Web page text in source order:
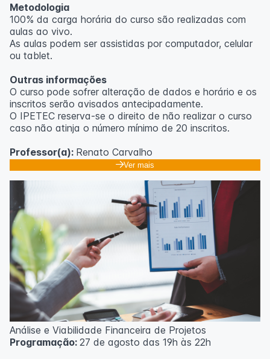
Metodologia
100% da carga horária do curso são realizadas com
aulas ao vivo.
As aulas podem ser assistidas por computador, celular
ou tablet.
Outras informações
O curso pode sofrer alteração de dados e horário e os
inscritos serão avisados ​​antecipadamente.
O IPETEC reserva-se o direito de não realizar o curso
caso não atinja o número mínimo de 20 inscritos.
Professor(a): Renato Carvalho
Ver mais
Análise e Viabilidade Financeira de Projetos
Programação: 27 de agosto das 19h às 22h